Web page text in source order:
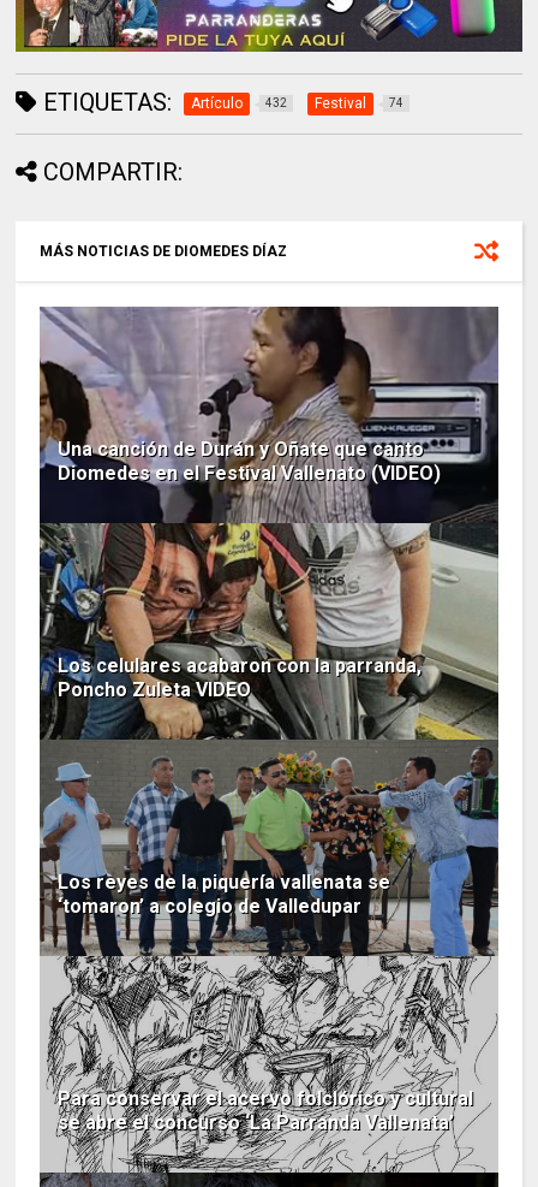
ETIQUETAS: Artículo 432 Festival 74
COMPARTIR:
MÁS NOTICIAS DE DIOMEDES DÍAZ
Una canción de Durán y Oñate que canto
Diomedes en el Festival Vallenato (VIDEO)
Los celulares acabaron con la parranda,
Poncho Zuleta VIDEO
Los reyes de la piquería vallenata se
‘tomaron’ a colegio de Valledupar
Para conservar el acervo folclórico y cultural
se abre el concurso ‘La Parranda Vallenata’